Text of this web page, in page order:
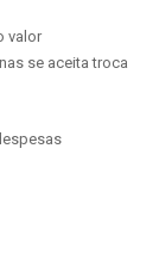
valor
se aceita troca